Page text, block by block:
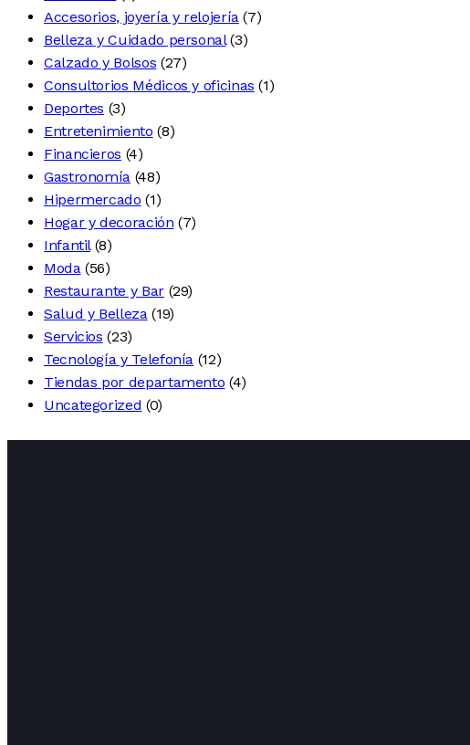
Accesorios, joyería y relojería (7)
Belleza y Cuidado personal (3)
Calzado y Bolsos (27)
Consultorios Médicos y oficinas (1)
Deportes (3)
Entretenimiento (8)
Financieros (4)
Gastronomía (48)
Hipermercado (1)
Hogar y decoración (7)
Infantil (8)
Moda (56)
Restaurante y Bar (29)
Salud y Belleza (19)
Servicios (23)
Tecnología y Telefonía (12)
Tiendas por departamento (4)
Uncategorized (0)